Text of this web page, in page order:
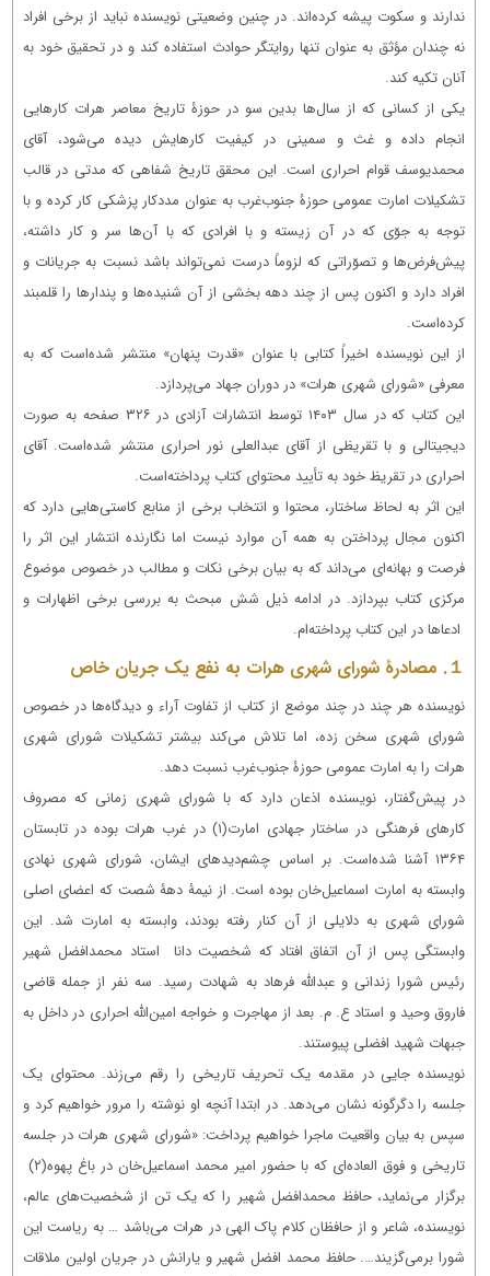
ندارند و سکوت پیشه کرده‌اند. در چنین وضعیتی نویسنده نباید از برخی افراد
نه چندان مؤثق به عنوان تنها روایتگر حوادث استفاده کند و در تحقیق خود به
آنان تکیه کند.
یکی از کسانی که از سال‌ها بدین سو در حوزۀ تاریخ معاصر هرات کارهایی
انجام داده و غث و سمینی در کیفیت کارهایش دیده می‌شود، آقای
محمدیوسف قوام احراری است. این محقق تاریخ شفاهی که مدتی در قالب
تشکیلات امارت عمومی حوزۀ جنوب‌غرب به عنوان مددکار پزشکی کار کرده و با
توجه به جوّی که در آن زیسته و با افرادی که با آن‌ها سر و کار داشته،
پیش‌فرض‌ها و تصوّراتی که لزوماً درست نمی‌تواند باشد نسبت به جریانات و
افراد دارد و اکنون پس از چند دهه بخشی از آن شنیده‌ها و پندارها را قلمبند
کرده‌است.
از این نویسنده اخیراً کتابی با عنوان «قدرت پنهان» منتشر شده‌است که به
معرفی «شورای شهری هرات» در دوران جهاد می‌پردازد.
این کتاب که در سال ۱۴۰۳ توسط انتشارات آزادی در ۳۲۶ صفحه به صورت
دیجیتالی و با تقریظی از آقای عبدالعلی نور احراری منتشر شده‌است. آقای
احراری در تقریظ خود به تأیید محتوای کتاب پرداخته‌است.
این اثر به لحاظ ساختار، محتوا و انتخاب برخی از منابع کاستی‌هایی دارد که
اکنون مجال پرداختن به همه آن موارد نیست اما نگارنده انتشار این اثر را
فرصت و بهانه‌ای می‌داند که به بیان برخی نکات و مطالب در خصوص موضوع
مرکزی کتاب بپردازد. در ادامه ذیل شش مبحث به بررسی برخی اظهارات و
ادعاها در این کتاب پرداخته‌ام.
１. مصادرۀ شورای شهری هرات به نفع یک جریان خاص
نویسنده هر چند در چند موضع از کتاب از تفاوت آراء و دیدگاه‌ها در خصوص
شورای شهری سخن زده، اما تلاش می‌کند بیشتر تشکیلات شورای شهری
هرات را به امارت عمومی حوزۀ جنوب‌غرب نسبت دهد.
در پیش‌گفتار، نویسنده اذعان دارد که با شورای شهری زمانی که مصروف
کارهای فرهنگی در ساختار جهادی امارت(۱) در غرب هرات بوده در تابستان
۱۳۶۴ آشنا شده‌است. بر اساس چشم‌دیدهای ایشان، شورای شهری نهادی
وابسته به امارت اسماعیل‌خان بوده است. از نیمۀ دهۀ شصت که اعضای اصلی
شورای شهری به دلایلی از آن کنار رفته بودند، وابسته به امارت شد. این
وابستگی پس از آن اتفاق افتاد که شخصیت دانا استاد محمدافضل شهیر
رئیس شورا زندانی و عبدالله فرهاد به شهادت رسید. سه نفر از جمله قاضی
فاروق وحید و استاد ع. م. بعد از مهاجرت و خواجه امین‌الله احراری در داخل به
جبهات شهید افضلی پیوستند.
نویسنده جایی در مقدمه یک تحریف تاریخی را رقم می‌زند. محتوای یک
جلسه را دگرگونه نشان می‌دهد. در ابتدا آنچه او نوشته را مرور خواهیم کرد و
سپس به بیان واقعیت ماجرا خواهیم پرداخت:«شورای شهری هرات در جلسه
تاریخی و فوق العاده‌ای که با حضور امیر محمد اسماعیل‌خان در باغ پهوه(۲)
برگزار می‌نماید، حافظ محمدافضل شهیر را که یک تن از شخصیت‌های عالم،
نویسنده، شاعر و از حافظان کلام پاک الهی در هرات می‌باشد … به ریاست این
شورا برمی‌گزیند…. حافظ محمد افضل شهیر و یارانش در جریان اولین ملاقات